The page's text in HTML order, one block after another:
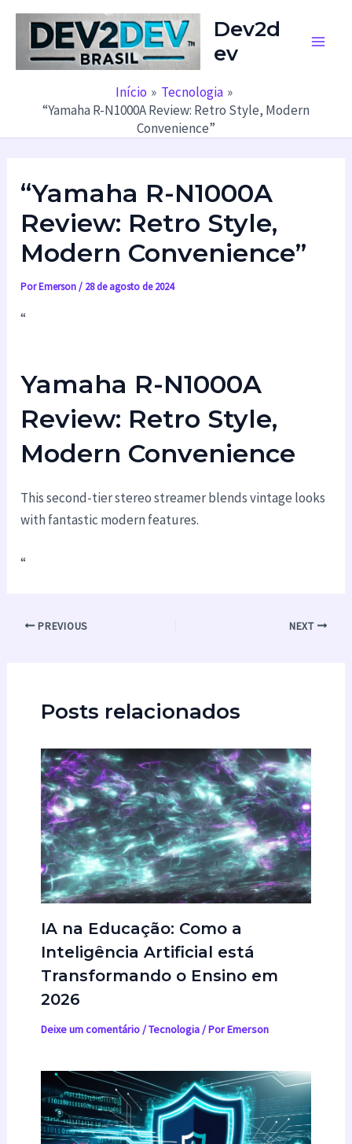
Dev2d
ev
Início
Tecnologia
“Yamaha R-N1000A Review: Retro Style, Modern
Convenience”
“Yamaha R-N1000A
Review: Retro Style,
Modern Convenience”
PorEmerson/ 28 de agosto de 2024
“
Yamaha R-N1000A
Review: Retro Style,
Modern Convenience
This second-tier stereo streamer blends vintage looks
with fantastic modern features.
“
PREVIOUS NEXT
Posts relacionados
IA na Educação: Como a
Inteligência Artificial está
Transformando o Ensino em
2026
Deixe um comentário/Tecnologia/ PorEmerson